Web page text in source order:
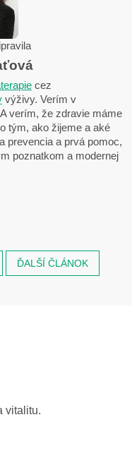
cez
výživy. Verím v
verím, že zdravie máme
tým, ako žijeme a aké
prevencia a prvá pomoc,
poznatkom a modernej
ĎALŠÍ ČLÁNOK
vitalitu.